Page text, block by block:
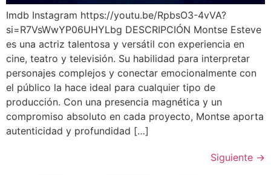
Imdb Instagram https://youtu.be/RpbsO3-4vVA?
si=R7VsWwYP06UHYLbg DESCRIPCIÓN Montse Esteve
es una actriz talentosa y versátil con experiencia en
cine, teatro y televisión. Su habilidad para interpretar
personajes complejos y conectar emocionalmente con
el público la hace ideal para cualquier tipo de
producción. Con una presencia magnética y un
compromiso absoluto en cada proyecto, Montse aporta
autenticidad y profundidad […]
Siguiente →